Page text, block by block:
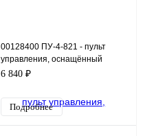
00128400 ПУ-4-821 - пульт
управления, оснащённый
индикацией в виде красной и
6 840 ₽
Подробнее